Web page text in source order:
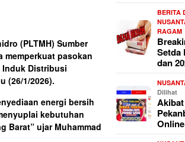
(PLTMH) Sumber
memperkuat pasokan
Induk Distribusi
(26/1/2026).
energi bersih
kebutuhan
Barat” ujar Muhammad
BERITA
RAGAM
Setda
dan
Dilihat
Online